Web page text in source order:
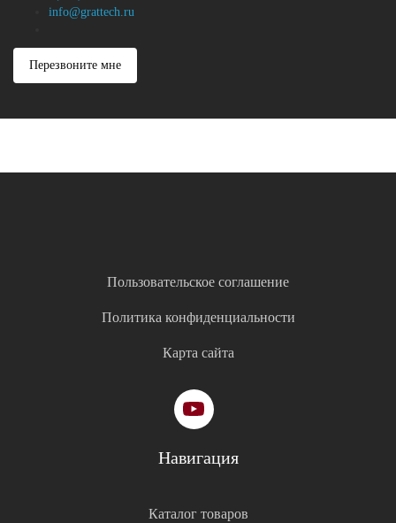
info@grattech.ru
Перезвоните мне
Пользовательское соглашение
Политика конфиденциальности
Карта сайта
Навигация
Каталог товаров